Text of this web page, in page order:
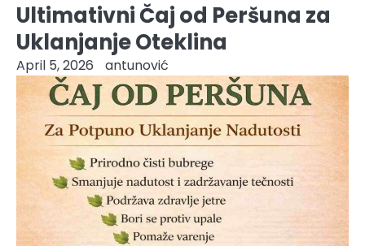
Ultimativni Čaj od Peršuna za
Uklanjanje Oteklina
April 5, 2026 antunović